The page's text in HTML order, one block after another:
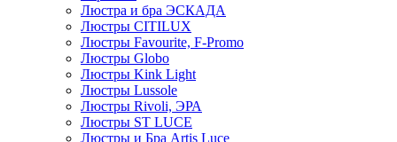
Люстра и бра ЭСКАДА
Люстры CITILUX
Люстры Favourite, F-Promo
Люстры Globo
Люстры Kink Light
Люстры Lussole
Люстры Rivoli, ЭРА
Люстры ST LUCE
Люстры и Бра Artis Luce